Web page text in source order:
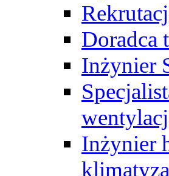
Doradca
Inżynier
Inżynier